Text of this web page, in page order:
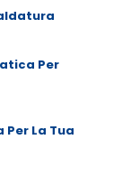
Per
La Tua